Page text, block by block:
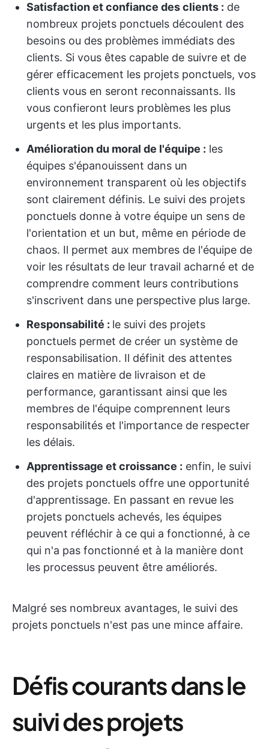
Satisfaction et confiance des clients : de
nombreux projets ponctuels découlent des
besoins ou des problèmes immédiats des
clients. Si vous êtes capable de suivre et de
gérer efficacement les projets ponctuels, vos
clients vous en seront reconnaissants. Ils
vous confieront leurs problèmes les plus
urgents et les plus importants.
Amélioration du moral de l'équipe : les
équipes s'épanouissent dans un
environnement transparent où les objectifs
sont clairement définis. Le suivi des projets
ponctuels donne à votre équipe un sens de
l'orientation et un but, même en période de
chaos. Il permet aux membres de l'équipe de
voir les résultats de leur travail acharné et de
comprendre comment leurs contributions
s'inscrivent dans une perspective plus large.
Responsabilité : le suivi des projets
ponctuels permet de créer un système de
responsabilisation. Il définit des attentes
claires en matière de livraison et de
performance, garantissant ainsi que les
membres de l'équipe comprennent leurs
responsabilités et l'importance de respecter
les délais.
Apprentissage et croissance : enfin, le suivi
des projets ponctuels offre une opportunité
d'apprentissage. En passant en revue les
projets ponctuels achevés, les équipes
peuvent réfléchir à ce qui a fonctionné, à ce
qui n'a pas fonctionné et à la manière dont
les processus peuvent être améliorés.
Malgré ses nombreux avantages, le suivi des
projets ponctuels n'est pas une mince affaire.
Défis courants dans le
suivi des projets